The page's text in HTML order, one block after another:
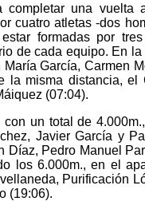
completar una vuelta
cuatro atletas -dos
formadas por
de cada equipo. En
García, Carmen
la misma distancia, el
(07:04).
un total de
Javier García y
Díaz, Pedro Manuel
los 6.000m., en el
Purificación
(19:06).